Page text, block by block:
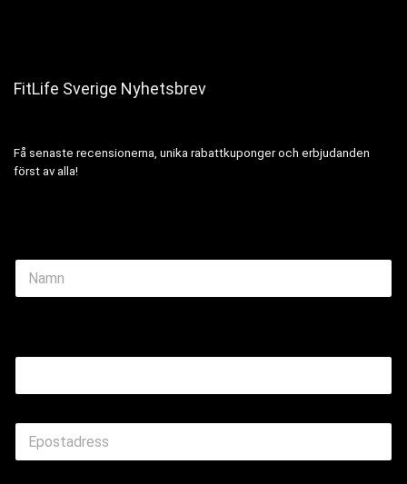
FitLife Sverige Nyhetsbrev
Få senaste recensionerna, unika rabattkuponger och erbjudanden
först av alla!
N
m
E
a